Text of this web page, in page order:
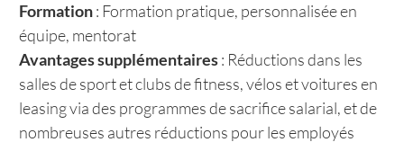
Formation: Formation pratique, personnalisée en
équipe, mentorat
Avantages supplémentaires: Réductions dans les
salles de sport et clubs de fitness, vélos et voitures en
leasing via des programmes de sacrifice salarial, et de
nombreuses autres réductions pour les employés